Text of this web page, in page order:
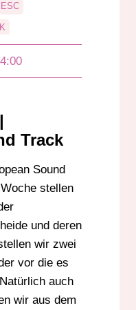
ESC
Track
Sound
stellen
und deren
wir zwei
vor die es
auch
wir aus dem